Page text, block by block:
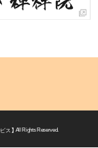
ス 】 All Rights Reserved.